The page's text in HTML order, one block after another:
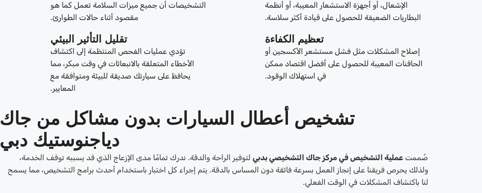
الإشعال، أو أجهزة الاستشعار المعيبة، أو أنظمة
البطاريات الضعيفة للحصول على قيادة أكثر سلاسة.
التشخيصات أن جميع ميزات السلامة تعمل كما هو
مقصود أثناء حالات الطوارئ.
تعظيم الكفاءة
إصلاح المشكلات مثل فشل مستشعر الأكسجين أو
الحاقنات المعيبة للحصول على أفضل اقتصاد ممكن
في استهلاك الوقود.
تقليل التأثير البيئي
تؤدي عمليات الفحص المنتظمة إلى اكتشاف
الأخطاء المتعلقة بالانبعاثات في وقت مبكر، مما
يحافظ على سيارتك صديقة للبيئة ومتوافقة مع
المعايير.
تشخيص أعطال السيارات بدون مشاكل من جاك
دياجنوستيك دبي
صُممت عملية التشخيص في مركز جاك التشخيصي بدبي لتوفير الراحة والدقة. ندرك تمامًا مدى الإزعاج الذي قد يسببه توقف الخدمة،
ولذلك يحرص فريقنا على إنجاز العمل بسرعة فائقة دون المساس بالدقة. يتم إجراء كل اختبار باستخدام أحدث برامج التشخيص، مما يسمح
لنا باكتشاف المشكلات في الوقت الفعلي.